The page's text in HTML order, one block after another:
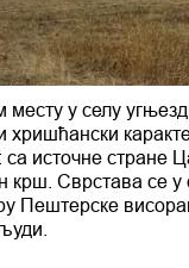
у селу
хришћански
са источне стране
крш. Сврстава се
Пештерске